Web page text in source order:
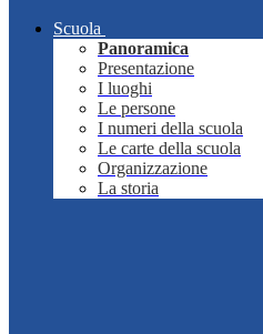
Scuola
Panoramica
Presentazione
I luoghi
Le persone
I numeri della scuola
Le carte della scuola
Organizzazione
La storia